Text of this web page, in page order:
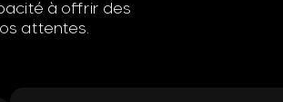
à offrir des
attentes.